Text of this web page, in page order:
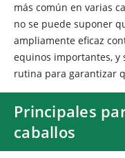
más común en varias
no se puede suponer
ampliamente eficaz
equinos importantes, y
rutina para garantizar
Principales
caballos